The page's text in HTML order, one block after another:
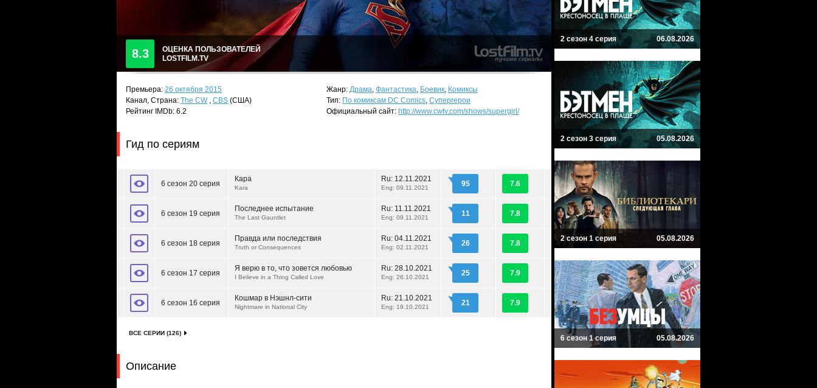
8.3
ОЦЕНКА ПОЛЬЗОВАТЕЛЕЙ
LOSTFILM.TV
Премьера: 26 октября 2015
Канал, Страна: The CW, CBS (США)
Рейтинг IMDb: 6.2
Жанр: Драма, Фантастика, Боевик, Комиксы
Тип: По комиксам DC Comics, Супергерои
Официальный сайт: http://www.cwtv.com/shows/supergirl/
Гид по сериям
6 сезон 20 серия
Кара
Kara
Ru: 12.11.2021
Eng: 09.11.2021 95 7.6
6 сезон 19 серия
Последнее испытание
The Last Gauntlet
Ru: 11.11.2021
Eng: 09.11.2021 11 7.8
6 сезон 18 серия
Правда или последствия
Truth or Consequences
Ru: 04.11.2021
Eng: 02.11.2021 26 7.8
6 сезон 17 серия
Я верю в то, что зовется любовью
I Believe in a Thing Called Love
Ru: 28.10.2021
Eng: 26.10.2021 25 7.9
6 сезон 16 серия
Кошмар в Нэшнл-сити
Nightmare in National City
Ru: 21.10.2021
Eng: 19.10.2021 21 7.9
ВСЕ СЕРИИ (126)
Описание
2 сезон 4 серия 06.08.2026
2 сезон 3 серия 05.08.2026
2 сезон 1 серия 05.08.2026
6 сезон 1 серия 05.08.2026